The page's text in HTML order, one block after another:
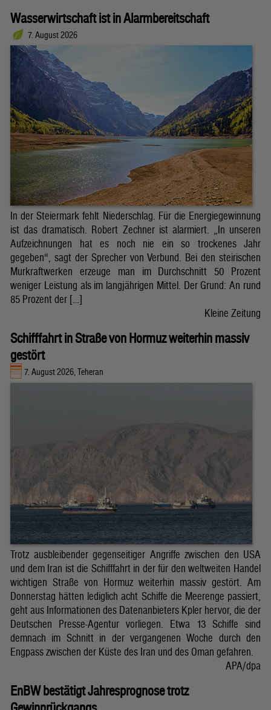
Wasserwirtschaft ist in Alarmbereitschaft
7. August 2026
In der Steiermark fehlt Niederschlag. Für die Energiegewinnung
ist das dramatisch. Robert Zechner ist alarmiert. „In unseren
Aufzeichnungen hat es noch nie ein so trockenes Jahr
gegeben“, sagt der Sprecher von Verbund. Bei den steirischen
Murkraftwerken erzeuge man im Durchschnitt 50 Prozent
weniger Leistung als im langjährigen Mittel. Der Grund: An rund
85 Prozent der […]
Kleine Zeitung
Schifffahrt in Straße von Hormuz weiterhin massiv
gestört
7. August 2026, Teheran
Trotz ausbleibender gegenseitiger Angriffe zwischen den USA
und dem Iran ist die Schifffahrt in der für den weltweiten Handel
wichtigen Straße von Hormuz weiterhin massiv gestört. Am
Donnerstag hätten lediglich acht Schiffe die Meerenge passiert,
geht aus Informationen des Datenanbieters Kpler hervor, die der
Deutschen Presse-Agentur vorliegen. Etwa 13 Schiffe sind
demnach im Schnitt in der vergangenen Woche durch den
Engpass zwischen der Küste des Iran und des Oman gefahren.
APA/dpa
EnBW bestätigt Jahresprognose trotz